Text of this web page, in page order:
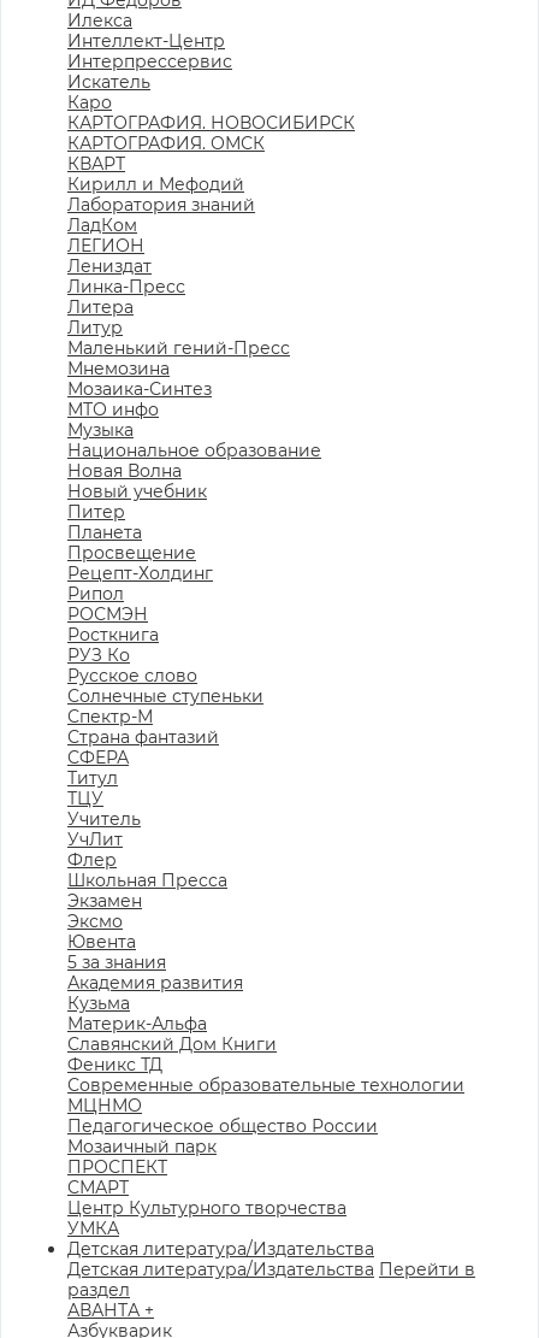
Илекса
Интеллект-Центр
Интерпрессервис
Искатель
Каро
КАРТОГРАФИЯ. НОВОСИБИРСК
КАРТОГРАФИЯ. ОМСК
КВАРТ
Кирилл и Мефодий
Лаборатория знаний
ЛадКом
ЛЕГИОН
Лениздат
Линка-Пресс
Литера
Литур
Маленький гений-Пресс
Мнемозина
Мозаика-Синтез
МТО инфо
Музыка
Национальное образование
Новая Волна
Новый учебник
Питер
Планета
Просвещение
Рецепт-Холдинг
Рипол
РОСМЭН
Росткнига
РУЗ Ко
Русское слово
Солнечные ступеньки
Спектр-М
Страна фантазий
СФЕРА
Титул
ТЦУ
Учитель
УчЛит
Флер
Школьная Пресса
Экзамен
Эксмо
Ювента
5 за знания
Академия развития
Кузьма
Материк-Альфа
Славянский Дом Книги
Феникс ТД
Современные образовательные технологии
МЦНМО
Педагогическое общество России
Мозаичный парк
ПРОСПЕКТ
СМАРТ
Центр Культурного творчества
УМКА
Детская литература/Издательства
Детская литература/Издательства Перейти в
раздел
АВАНТА +
Азбукварик